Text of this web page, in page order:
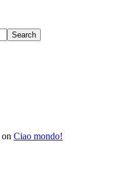
on Ciao mondo!